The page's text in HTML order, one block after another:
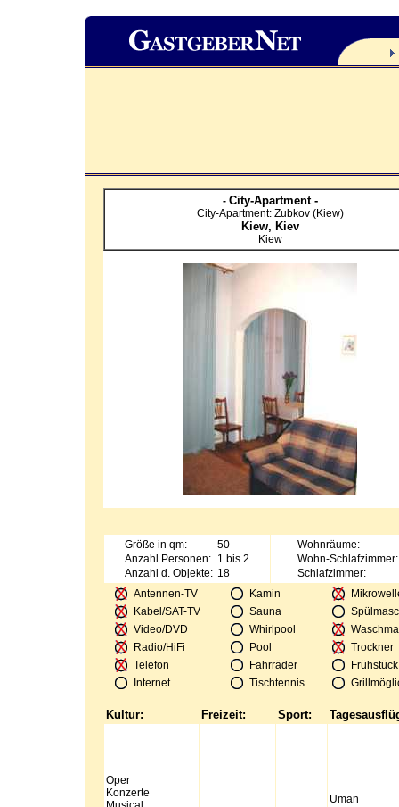
- City-Apartment -
City-Apartment: Zubkov (Kiew)
Kiew, Kiev
Kiew
Größe in qm:
50
Anzahl Personen:
1 bis 2
Anzahl d. Objekte: 18
Wohnräume:
Wohn-Schlafzimmer:
Schlafzimmer:
Antennen-TV
Kamin
Kabel/SAT-TV
Sauna
Video/DVD
Whirlpool
Radio/HiFi
Pool
Trockner
Telefon
Fahrräder
Internet
Tischtennis
Kultur: Freizeit: Sport:
Oper
Konzerte
Uman